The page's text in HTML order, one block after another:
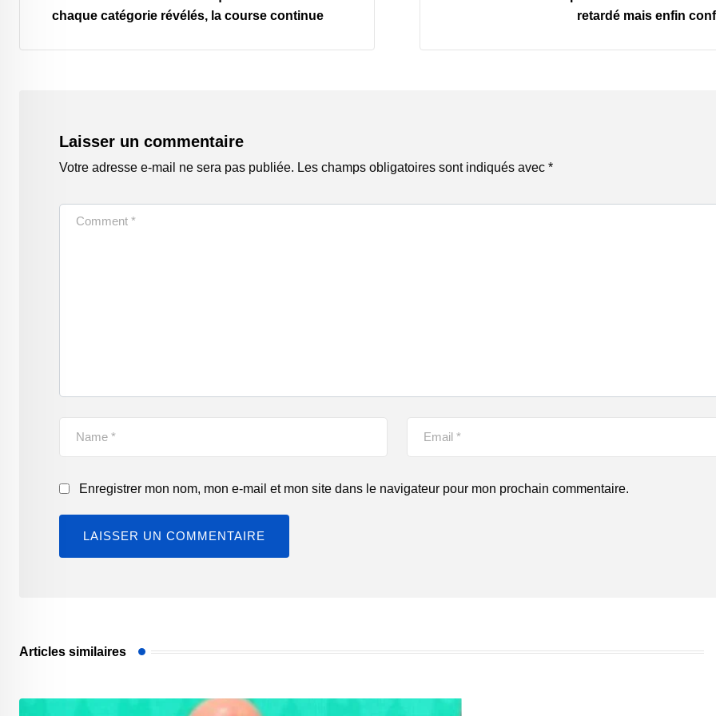
chaque catégorie révélés, la course continue
retardé mais enfin
Laisser un commentaire
Votre adresse e-mail ne sera pas publiée. Les champs obligatoires sont indiqués avec *
Enregistrer mon nom, mon e-mail et mon site dans le navigateur pour mon prochain commentaire.
Articles similaires